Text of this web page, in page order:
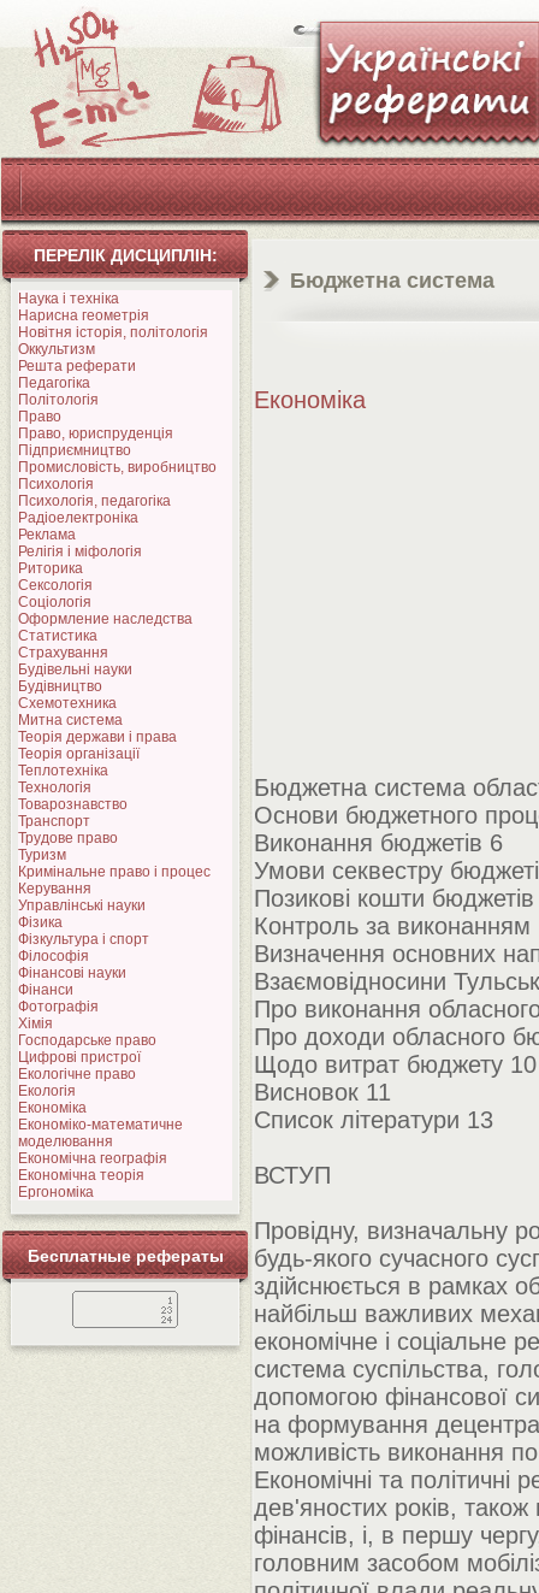
ПЕРЕЛІК ДИСЦИПЛІН:
Наука і техніка
Нарисна геометрія
Новітня історія, політологія
Оккультизм
Решта реферати
Педагогіка
Політологія
Право
Право, юриспруденція
Підприємництво
Промисловість, виробництво
Психологія
Психологія, педагогіка
Радіоелектроніка
Реклама
Релігія і міфологія
Риторика
Сексологія
Соціологія
Оформление наследства
Статистика
Страхування
Будівельні науки
Будівництво
Схемотехника
Митна система
Теорія держави і права
Теорія організації
Теплотехніка
Технологія
Товарознавство
Транспорт
Трудове право
Туризм
Кримінальне право і процес
Керування
Управлінські науки
Фізика
Фізкультура і спорт
Філософія
Фінансові науки
Фінанси
Фотографія
Хімія
Господарське право
Цифрові пристрої
Екологічне право
Екологія
Економіка
Економіко-математичне
моделювання
Економічна географія
Економічна теорія
Ергономіка
Бесплатные рефераты
Бюджетна система
Економіка
Бюджетна система
Основи бюджетного
Виконання бюджетів 6
Умови секвестру
Позикові кошти
Контроль за
Визначення основних
Взаємовідносини
Про виконання
Про доходи обласного
Щодо витрат бюджету 10
Висновок 11
Список літератури 13
ВСТУП
Провідну, визначальну
будь-якого сучасного
здійснюється в рамках
найбільш важливих
економічне і соціальне
система суспільства,
допомогою фінансової
на формування
можливість виконання
Економічні та
дев'яностих років,
фінансів, і, в першу
головним засобом